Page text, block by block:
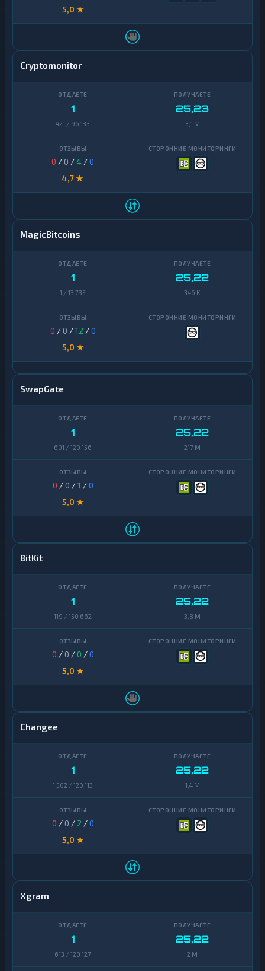
5,0 ★
Cryptomonitor
1
421 / 96 133
25,23
3,1 M
0 / 0 / 4 /0
4,7 ★
MagicBitcoins
1
1 / 13 735
25,22
346 K
0 / 0 /12 /0
5,0 ★
SwapGate
1
601 / 120 156
25,22
217 M
0 / 0 /1 /0
5,0 ★
BitKit
1
119 / 150 662
25,22
3,8 M
0 / 0 /0 /0
5,0 ★
Changee
1
1 502 / 120 113
25,22
1,4 M
0 / 0 / 2 /0
5,0 ★
Xgram
1
613 / 120 127
25,22
2 M